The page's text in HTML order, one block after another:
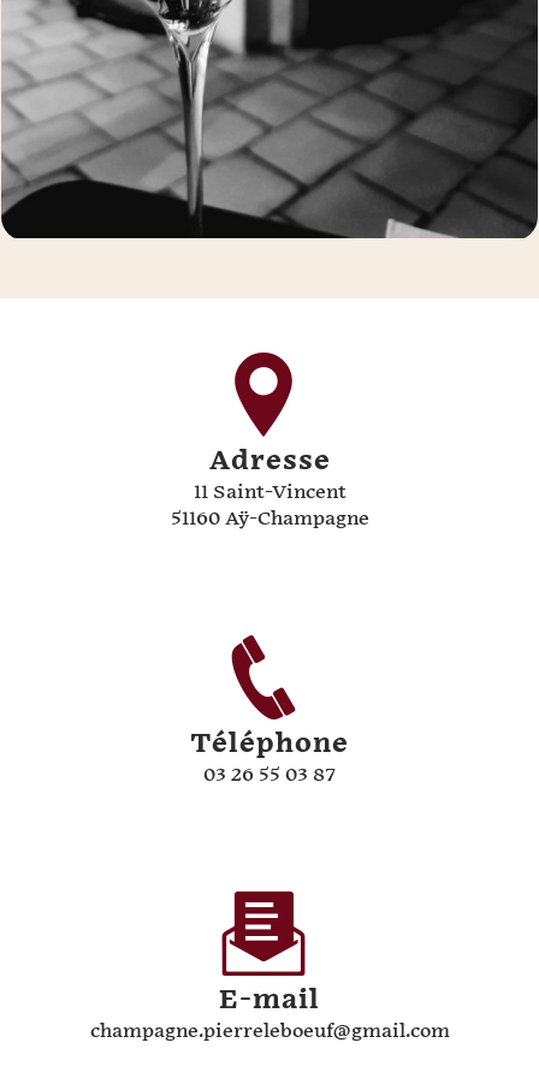
Adresse
11 Saint-Vincent
51160 Aÿ-Champagne
Téléphone
03 26 55 03 87
E-mail
champagne.pierreleboeuf@gmail.com